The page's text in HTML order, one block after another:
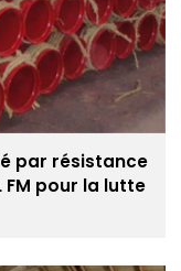
par résistance
FM pour la lutte